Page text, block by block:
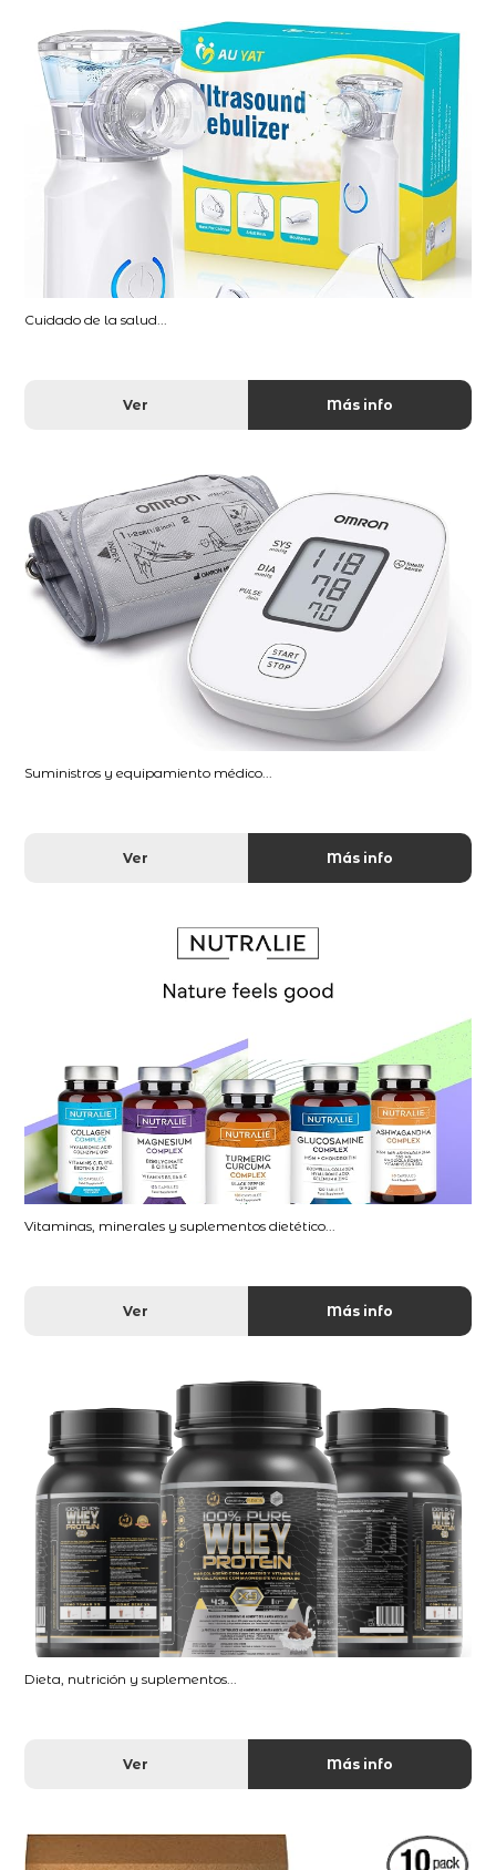
Cuidado de la salud...
Ver Más info
Suministros y equipamiento médico...
Ver Más info
Vitaminas, minerales y suplementos dietético...
Ver Más info
Dieta, nutrición y suplementos...
Ver Más info